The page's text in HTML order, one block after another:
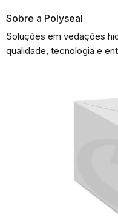
Sobre a Polyseal
Soluções em vedações
qualidade, tecnologia e